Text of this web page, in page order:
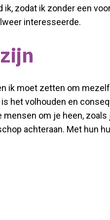
zodat ik zonder een
interesseerde.
ik moet zetten om
het volhouden en
om je heen,
achteraan. Met hun